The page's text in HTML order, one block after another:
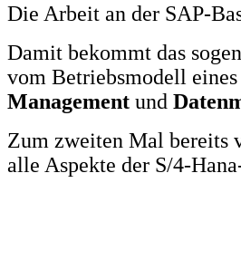
Die Arbeit an der SAP-
Damit bekommt das
vom Betriebsmodell
Management und
Zum zweiten Mal bereits
alle Aspekte der S/4-